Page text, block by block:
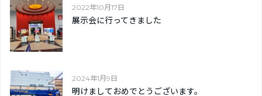
2022年10月17日
展示会に行ってきました
2024年1月9日
明けましておめでとうございます。